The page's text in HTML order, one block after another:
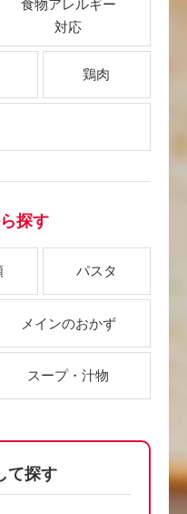
食物アレルギー
対応
鶏肉
探す
パスタ
メインのおかず
スープ・汁物
て探す